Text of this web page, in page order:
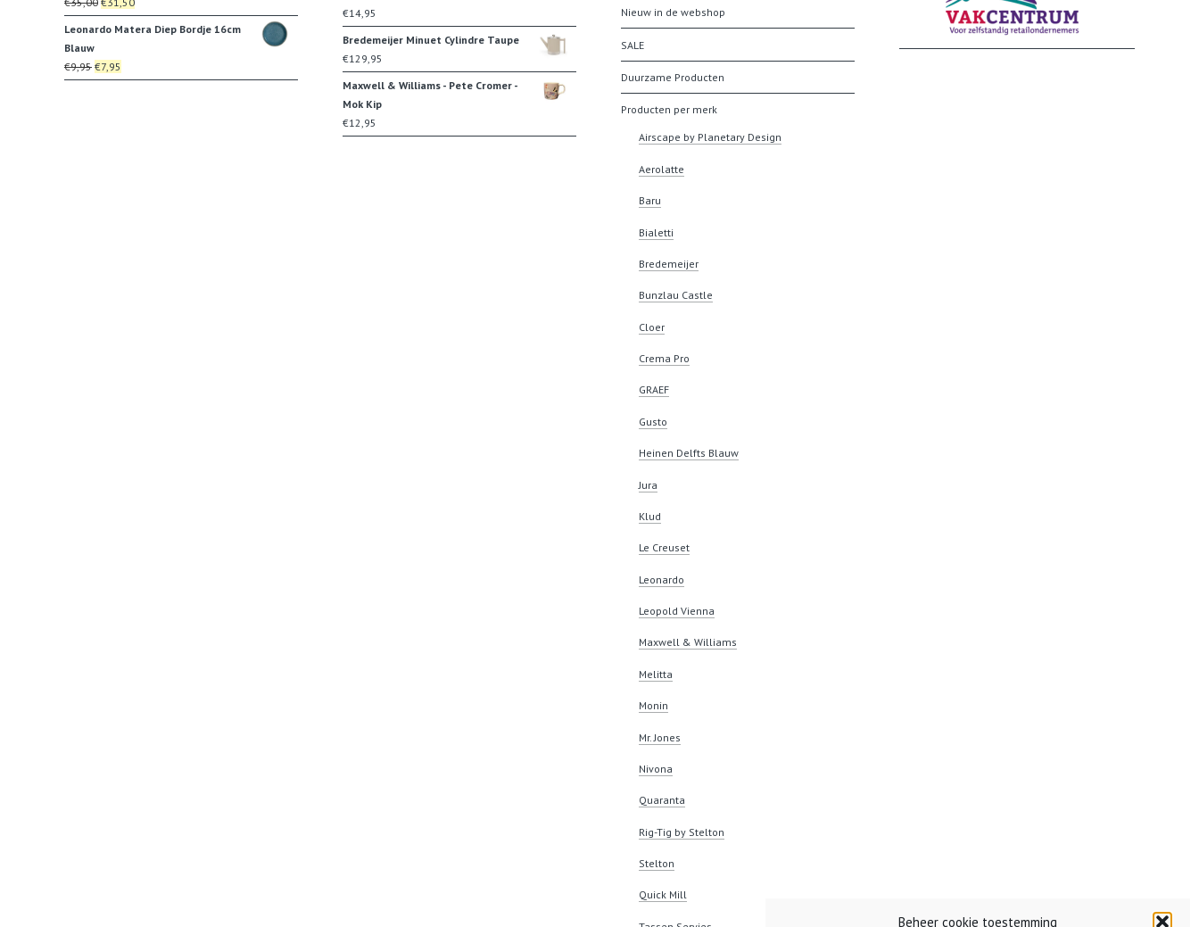
Beheer cookie toestemming
prijs
€35,00.
prijs
Leonardo Matera Diep Bordje 16cm
Blauw
€9,95 Oorspronkelijke
prijs
€7,95
prijs
€14,95
Bredemeijer Minuet Cylindre Taupe
€129,95
Maxwell & Williams - Pete Cromer -
Mok Kip
€12,95
Nieuw in de webshop
SALE
Duurzame Producten
Producten per merk
Airscape by Planetary Design
Aerolatte
Baru
Bialetti
Bredemeijer
Bunzlau Castle
Cloer
Crema Pro
GRAEF
Gusto
Heinen Delfts Blauw
Jura
Klud
Le Creuset
Leonardo
Leopold Vienna
Maxwell & Williams
Melitta
Monin
Mr. Jones
Nivona
Quaranta
Rig-Tig by Stelton
Stelton
Quick Mill